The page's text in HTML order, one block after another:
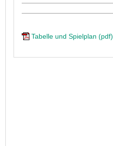
Tabelle und Spielplan (pdf)